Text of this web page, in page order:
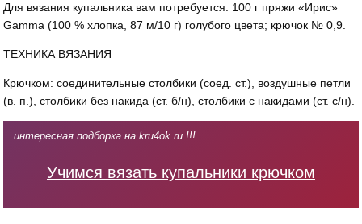
Для вязания купальника вам потребуется: 100 г пряжи «Ирис»
Gamma (100 % хлопка, 87 м/10 г) голубого цвета; крючок № 0,9.
ТЕХНИКА ВЯЗАНИЯ
Крючком: соединительные столбики (соед. ст.), воз­душные петли
(в. п.), столбики без накида (ст. б/н), столбики с накидами (ст. с/н).
интересная подборка на kru4ok.ru !!!
Учимся вязать купальники крючком